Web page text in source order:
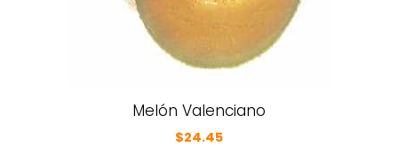
Melón Valenciano
$24.45